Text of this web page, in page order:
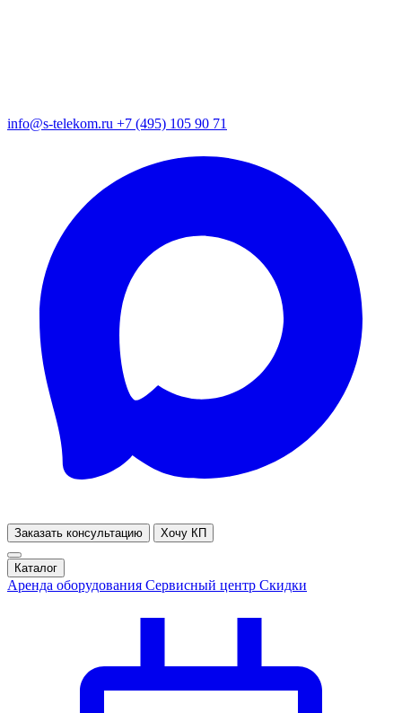
info@s-telekom.ru +7 (495) 105 90 71
Заказать консультацию Хочу КП
Каталог
Аренда оборудования Сервисный центр Скидки